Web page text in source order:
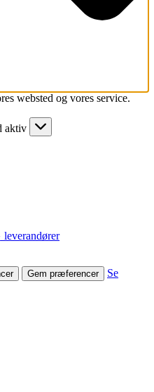
websted og vores service.
aktiv
Gem præferencer
Se